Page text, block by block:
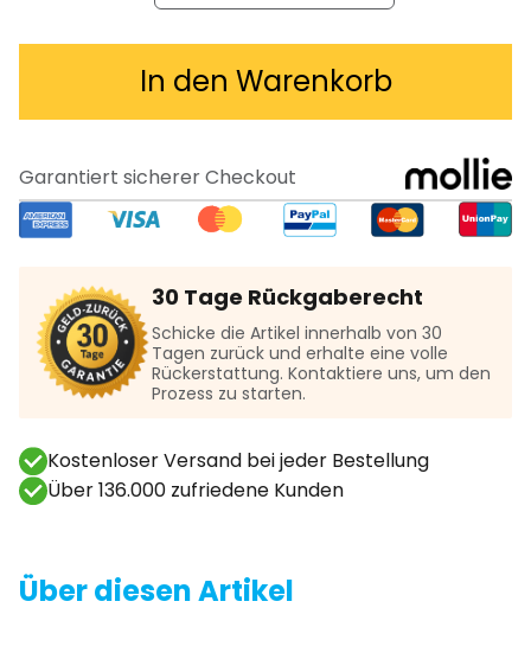
In den Warenkorb
Garantiert sicherer Checkout
30 Tage Rückgaberecht
Schicke die Artikel innerhalb von 30
Tagen zurück und erhalte eine volle
Rückerstattung. Kontaktiere uns, um den
Prozess zu starten.
Kostenloser Versand bei jeder Bestellung
Über 136.000 zufriedene Kunden
Über diesen Artikel